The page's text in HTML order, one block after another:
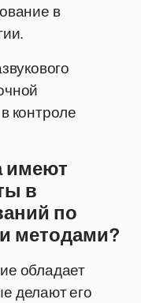
в
контроле
имеют
в
по
методами?
обладает
делают его